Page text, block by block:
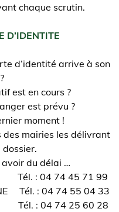
chaque scrutin.
D’IDENTITE
d’identité arrive à son
est en cours ?
est prévu ?
moment !
des mairies les délivrant
avoir du délai …
: 04 74 45 71 99
Tél. : 04 74 55 04 33
Tél. : 04 74 25 60 28